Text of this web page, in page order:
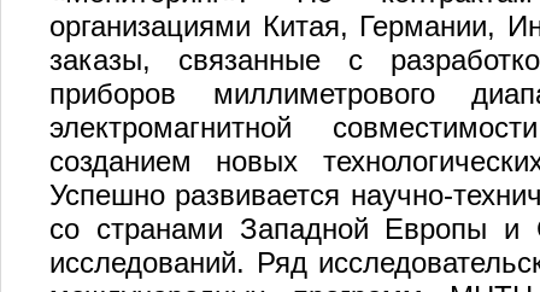
организациями Китая, Германии,
заказы, связанные с
приборов миллиметрового
электромагнитной
созданием новых
Успешно развивается научно-
со странами Западной Европы
исследований. Ряд